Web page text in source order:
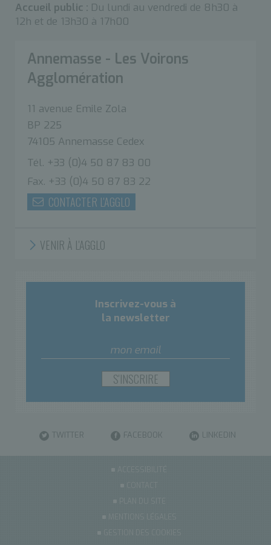
Accueil public : Du lundi au vendredi de 8h30 à
12h et de 13h30 à 17h00
Annemasse - Les Voirons
Agglomération
11 avenue Emile Zola
BP 225
74105 Annemasse Cedex
Tél. +33 (0)4 50 87 83 00
Fax. +33 (0)4 50 87 83 22
CONTACTER L'AGGLO
VENIR À L'AGGLO
Inscrivez-vous à
la newsletter
TWITTER FACEBOOK LINKEDIN
ACCESSIBILITÉ
CONTACT
PLAN DU SITE
MENTIONS LÉGALES
GESTION DES COOKIES